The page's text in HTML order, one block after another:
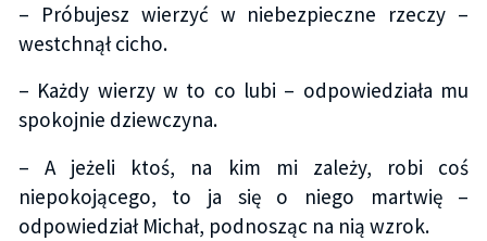
– Próbujesz wierzyć w niebezpieczne rzeczy –
westchnął cicho.
– Każdy wierzy w to co lubi – odpowiedziała mu
spokojnie dziewczyna.
– A jeżeli ktoś, na kim mi zależy, robi coś
niepokojącego, to ja się o niego martwię –
odpowiedział Michał, podnosząc na nią wzrok.